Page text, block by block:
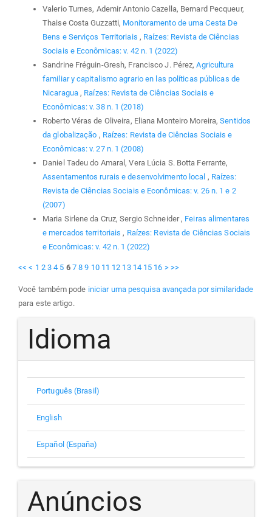
Valerio Turnes, Ademir Antonio Cazella, Bernard Pecqueur,
Thaise Costa Guzzatti, Monitoramento de uma Cesta De
Bens e Serviços Territoriais , Raízes: Revista de Ciências
Sociais e Econômicas: v. 42 n. 1 (2022)
Sandrine Fréguin-Gresh, Francisco J. Pérez,Agricultura
familiar y capitalismo agrario en las políticas públicas de
Nicaragua , Raízes: Revista de Ciências Sociais e
Econômicas: v. 38 n. 1 (2018)
Roberto Véras de Oliveira, Eliana Monteiro Moreira,Sentidos
da globalização , Raízes: Revista de Ciências Sociais e
Econômicas: v. 27 n. 1 (2008)
Daniel Tadeu do Amaral, Vera Lúcia S. Botta Ferrante,
Assentamentos rurais e desenvolvimento local , Raízes:
Revista de Ciências Sociais e Econômicas: v. 26 n. 1 e 2
(2007)
Maria Sirlene da Cruz, Sergio Schneider , Feiras alimentares
e mercados territoriais , Raízes: Revista de Ciências Sociais
e Econômicas: v. 42 n. 1 (2022)
<< < 1 2 3 4 5 6 7 8 9 10 11 12 13 14 15 16 > >>
Você também pode iniciar uma pesquisa avançada por similaridade
para este artigo.
Idioma
Português (Brasil)
English
Español (España)
Anúncios